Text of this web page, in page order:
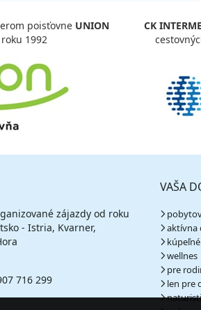
poisťovne UNION
1992
CK
zájazdy od roku
- Istria, Kvarner,
716 299
VAŠA
aktívna
wellnes
pre
len pre